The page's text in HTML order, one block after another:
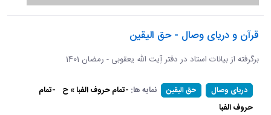
قرآن و دریای وصال - حق الیقین
برگرفته از بیانات استاد در دفتر آِیت الله یعقوبی - رمضان 1401
دریای وصال حق الیقین نمایه ها: -تمام حروف الفبا » ح -تمام
حروف الفبا